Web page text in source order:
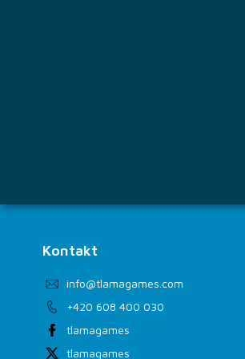
Kontakt
info@tlamagames.com
+420 608 400 030
tlamagames
tlamagames